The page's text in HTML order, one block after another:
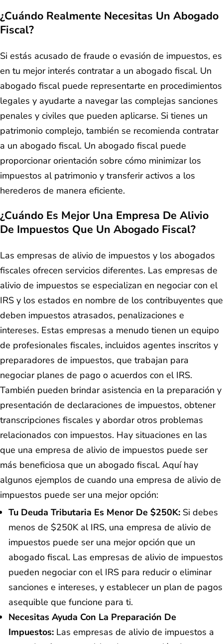
¿Cuándo Realmente Necesitas Un Abogado
Fiscal?
Si estás acusado de fraude o evasión de impuestos, es
en tu mejor interés contratar a un abogado fiscal. Un
abogado fiscal puede representarte en procedimientos
legales y ayudarte a navegar las complejas sanciones
penales y civiles que pueden aplicarse. Si tienes un
patrimonio complejo, también se recomienda contratar
a un abogado fiscal. Un abogado fiscal puede
proporcionar orientación sobre cómo minimizar los
impuestos al patrimonio y transferir activos a los
herederos de manera eficiente.
¿Cuándo Es Mejor Una Empresa De Alivio
De Impuestos Que Un Abogado Fiscal?
Las empresas de alivio de impuestos y los abogados
fiscales ofrecen servicios diferentes. Las empresas de
alivio de impuestos se especializan en negociar con el
IRS y los estados en nombre de los contribuyentes que
deben impuestos atrasados, penalizaciones e
intereses. Estas empresas a menudo tienen un equipo
de profesionales fiscales, incluidos agentes inscritos y
preparadores de impuestos, que trabajan para
negociar planes de pago o acuerdos con el IRS.
También pueden brindar asistencia en la preparación y
presentación de declaraciones de impuestos, obtener
transcripciones fiscales y abordar otros problemas
relacionados con impuestos. Hay situaciones en las
que una empresa de alivio de impuestos puede ser
más beneficiosa que un abogado fiscal. Aquí hay
algunos ejemplos de cuando una empresa de alivio de
impuestos puede ser una mejor opción:
Tu Deuda Tributaria Es Menor De $250K: Si debes
menos de $250K al IRS, una empresa de alivio de
impuestos puede ser una mejor opción que un
abogado fiscal. Las empresas de alivio de impuestos
pueden negociar con el IRS para reducir o eliminar
sanciones e intereses, y establecer un plan de pagos
asequible que funcione para ti.
Necesitas Ayuda Con La Preparación De
Impuestos: Las empresas de alivio de impuestos a